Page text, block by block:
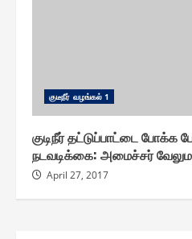
குடீநீர் வழங்௧ல் 1
குடிநீர் தட்டுப்பாட்டை போக்க
நடவடிக்கை: அமைச்சர்
April 27, 2017